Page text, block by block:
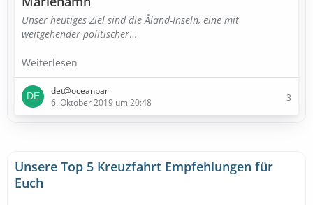
Unser heutiges Ziel sind die Åland-Inseln, eine mit
weitgehender politischer…
Weiterlesen
det@oceanbar
6. Oktober 2019 um 20:48
3
Unsere Top 5 Kreuzfahrt Empfehlungen für
Euch